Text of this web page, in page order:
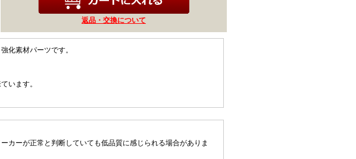
返品・交換について
化素材パーツです。
います。
カーが正常と判断していても低品質に感じられる場合がありま